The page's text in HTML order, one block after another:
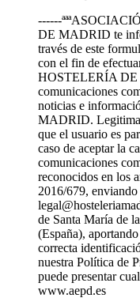
------
DE MADRID te
través de este
con el fin de
HOSTELERÍA DE
comunicaciones
noticias e
MADRID.
que el usuario es
caso de aceptar la
comunicaciones
reconocidos en los
2016/679,
de Santa María de
(España),
correcta
nuestra Política de
puede presentar
www.aepd.es